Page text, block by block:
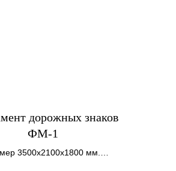
дорожных знаков
ФМ-1
3500х2100х1800 мм.